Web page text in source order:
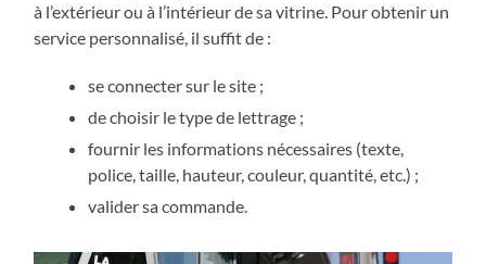
à l’extérieur ou à l’intérieur de sa vitrine. Pour obtenir un
service personnalisé, il suffit de :
se connecter sur le site ;
de choisir le type de lettrage ;
fournir les informations nécessaires (texte,
police, taille, hauteur, couleur, quantité, etc.) ;
valider sa commande.